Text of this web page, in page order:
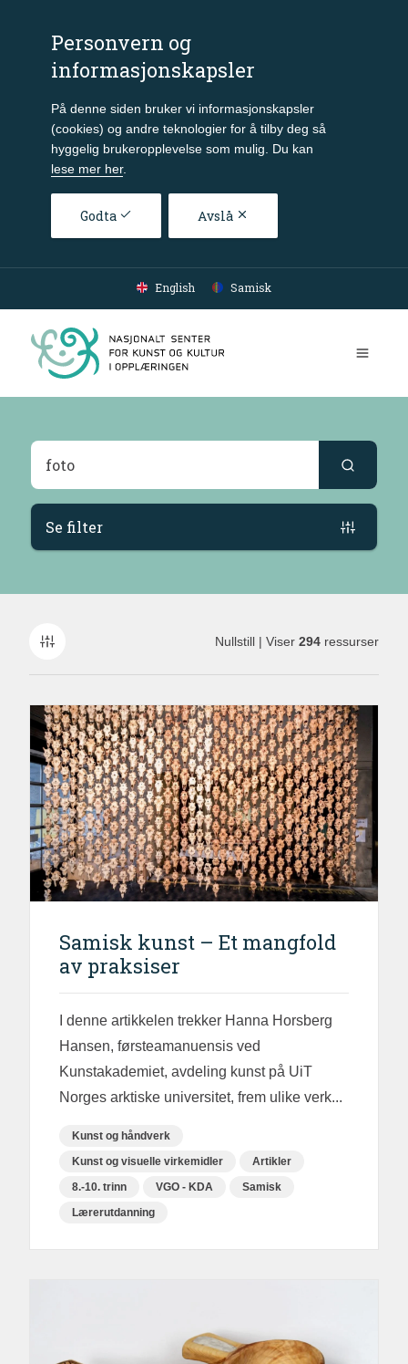
Personvern og
informasjonskapsler
På denne siden bruker vi informasjonskapsler
(cookies) og andre teknologier for å tilby deg så
hyggelig brukeropplevelse som mulig. Du kan
lese mer her.
Godta Avslå
Gå til hovedinnhold
English Samisk
Søkeresultater
Se filter
Nullstill | Viser 294 ressurser
Samisk kunst – Et mangfold
av praksiser
I denne artikkelen trekker Hanna Horsberg
Hansen, førsteamanuensis ved
Kunstakademiet, avdeling kunst på UiT
Norges arktiske universitet, frem ulike verk...
Kunst og håndverk
Kunst og visuelle virkemidler
Artikler
8.-10. trinn
VGO - KDA
Samisk
Lærerutdanning